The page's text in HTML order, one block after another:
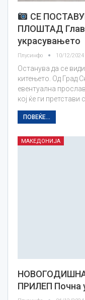
СЕ
ПЛОШТАД
украсувањето
Плусинфо 10/12/2024
Останува да се види
китењето. Од Град
евентуална
кој ќе ги претстави
ПОВЕЌЕ...
МАКЕДОНИЈА
ПРИЛЕП Пoчна